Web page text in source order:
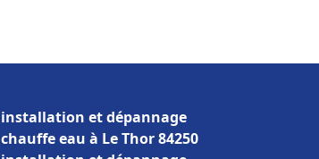
installation et dépannage
chauffe eau à Le Thor 84250